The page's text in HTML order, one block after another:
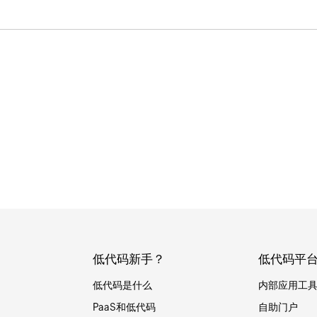
低代码新手？
低代码是什么
PaaS和低代码
低代码平
内部应用工
自助门户